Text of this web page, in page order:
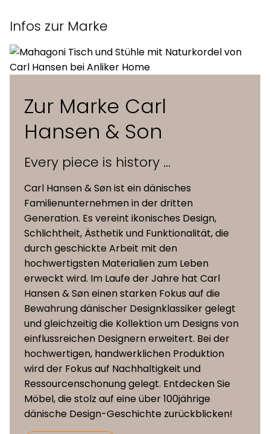
Masse (L x B x H) 122 x 51 x 72 cm
Infos zur Marke
Zur Marke Carl
Hansen & Son
Every piece is history ...
Carl Hansen & Søn ist ein dänisches
Familienunternehmen in der dritten
Generation. Es vereint ikonisches Design,
Schlichtheit, Ästhetik und Funktionalität, die
durch geschickte Arbeit mit den
hochwertigsten Materialien zum Leben
erweckt wird. Im Laufe der Jahre hat Carl
Hansen & Søn einen starken Fokus auf die
Bewahrung dänischer Designklassiker gelegt
und gleichzeitig die Kollektion um Designs von
einflussreichen Designern erweitert. Bei der
hochwertigen, handwerklichen Produktion
wird der Fokus auf Nachhaltigkeit und
Ressourcenschonung gelegt. Entdecken Sie
Möbel, die stolz auf eine über 100jährige
dänische Design-Geschichte zurückblicken!